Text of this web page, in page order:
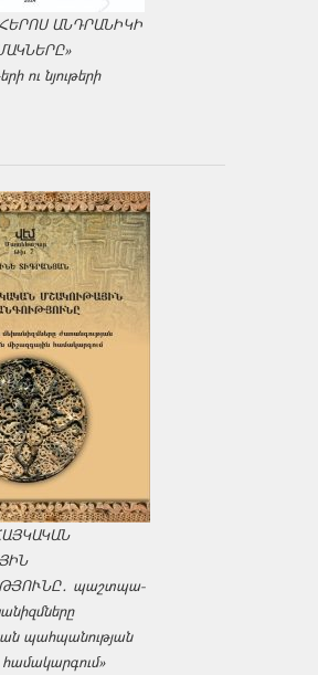
ԱՆԴՐԱՆԻԿԻ
ու նյութերի
պաշտպա­
պահպանության